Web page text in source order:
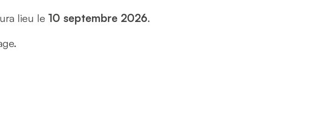
lieu le10 septembre 2026.